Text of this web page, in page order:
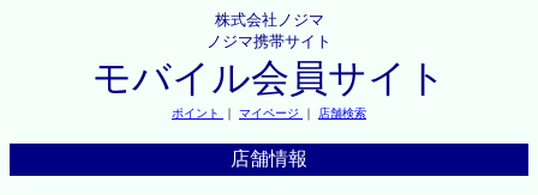
株式会社ノジマ
ノジマ携帯サイト
モバイル会員サイト
ポイント ｜ マイページ ｜ 店舗検索
店舗情報